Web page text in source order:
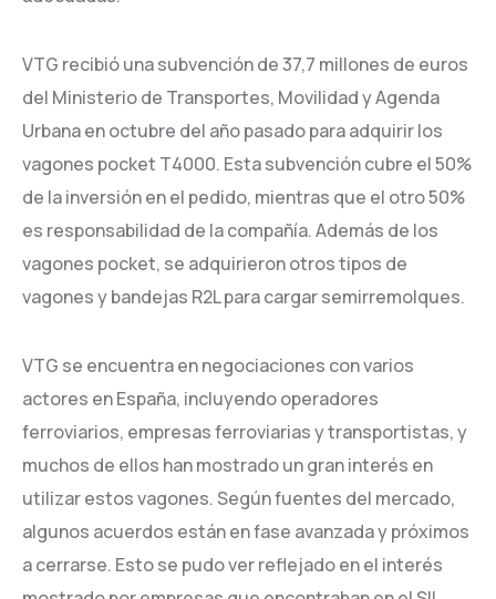
VTG recibió una subvención de 37,7 millones de euros
del Ministerio de Transportes, Movilidad y Agenda
Urbana en octubre del año pasado para adquirir los
vagones pocket T4000. Esta subvención cubre el 50%
de la inversión en el pedido, mientras que el otro 50%
es responsabilidad de la compañía. Además de los
vagones pocket, se adquirieron otros tipos de
vagones y bandejas R2L para cargar semirremolques.
VTG se encuentra en negociaciones con varios
actores en España, incluyendo operadores
ferroviarios, empresas ferroviarias y transportistas, y
muchos de ellos han mostrado un gran interés en
utilizar estos vagones. Según fuentes del mercado,
algunos acuerdos están en fase avanzada y próximos
a cerrarse. Esto se pudo ver reflejado en el interés